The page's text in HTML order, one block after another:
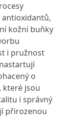
kožní buňky
i pružnost
o
které jsou
i správný
přirozenou